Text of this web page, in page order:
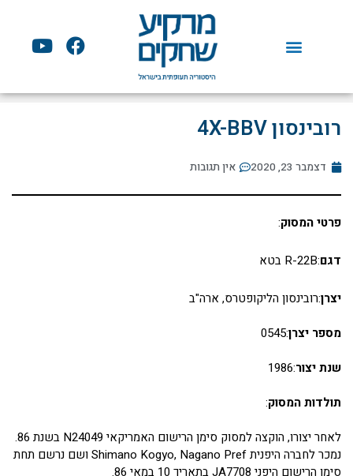
F
a
e
Y
o
t
רובינסון 4X-BBV
דצמבר 23, 2020 אין תגובות
פרטי המסוק:
דגם:R-22B בטא
יצרן:רובינסון הליקופטרס, ארה"ב
מספר יצרן:0545
שנת יצור:1986
תולדות המסוק:
לאחר יצורו, הוקצה למסוק סימן הרישום האמריקאי N24049 בשנת 86.
נמכר לחברה היפנית Shimano Kogyo, Nagano Pref ושם נרשם תחת
סימן הרישום היפני JA7708 בתאריך 10 במאי 86.